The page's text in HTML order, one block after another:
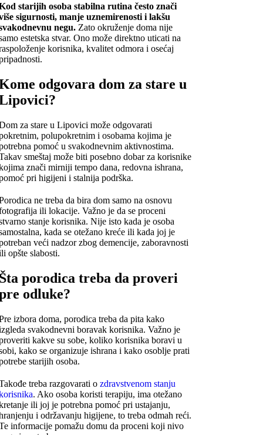
starijih osoba stabilna rutina često znači
sigurnosti, manje uznemirenosti i lakšu
negu.Zato okruženje doma nije
estetska stvar. Ono može direktno uticati na
korisnika, kvalitet odmora i osećaj
odgovara dom za stare u
za stare u Lipovici može odgovarati
polupokretnim i osobama kojima je
pomoć u svakodnevnim aktivnostima.
smeštaj može biti posebno dobar za korisnike
znači mirniji tempo dana, redovna ishrana,
pri higijeni i stalnija podrška.
ne treba da bira dom samo na osnovu
ili lokacije. Važno je da se proceni
stanje korisnika. Nije isto kada je osoba
kada se otežano kreće ili kada joj je
veći nadzor zbog demencije, zaboravnosti
opšte slabosti.
porodica treba da proveri
odluke?
izbora doma, porodica treba da pita kako
svakodnevni boravak korisnika. Važno je
kakve su sobe, koliko korisnika boravi u
kako se organizuje ishrana i kako osoblje prati
starijih osoba.
treba razgovarati o zdravstvenom stanju
. Ako osoba koristi terapiju, ima otežano
ili joj je potrebna pomoć pri ustajanju,
i održavanju higijene, to treba odmah reći.
informacije pomažu domu da proceni koji nivo